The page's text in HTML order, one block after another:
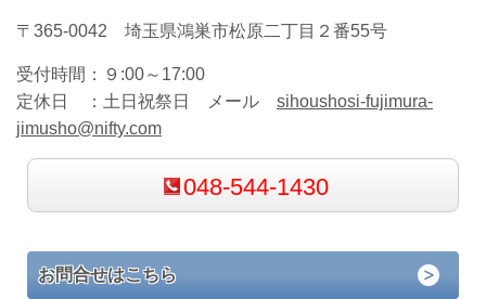
〒365-0042 埼玉県鴻巣市松原二丁目２番55号
受付時間：
９:00～17:00
定休日 ： 土日祝祭日 メール sihoushosi-fujimura-
jimusho@nifty.com
048-544-1430
お問合せはこちら